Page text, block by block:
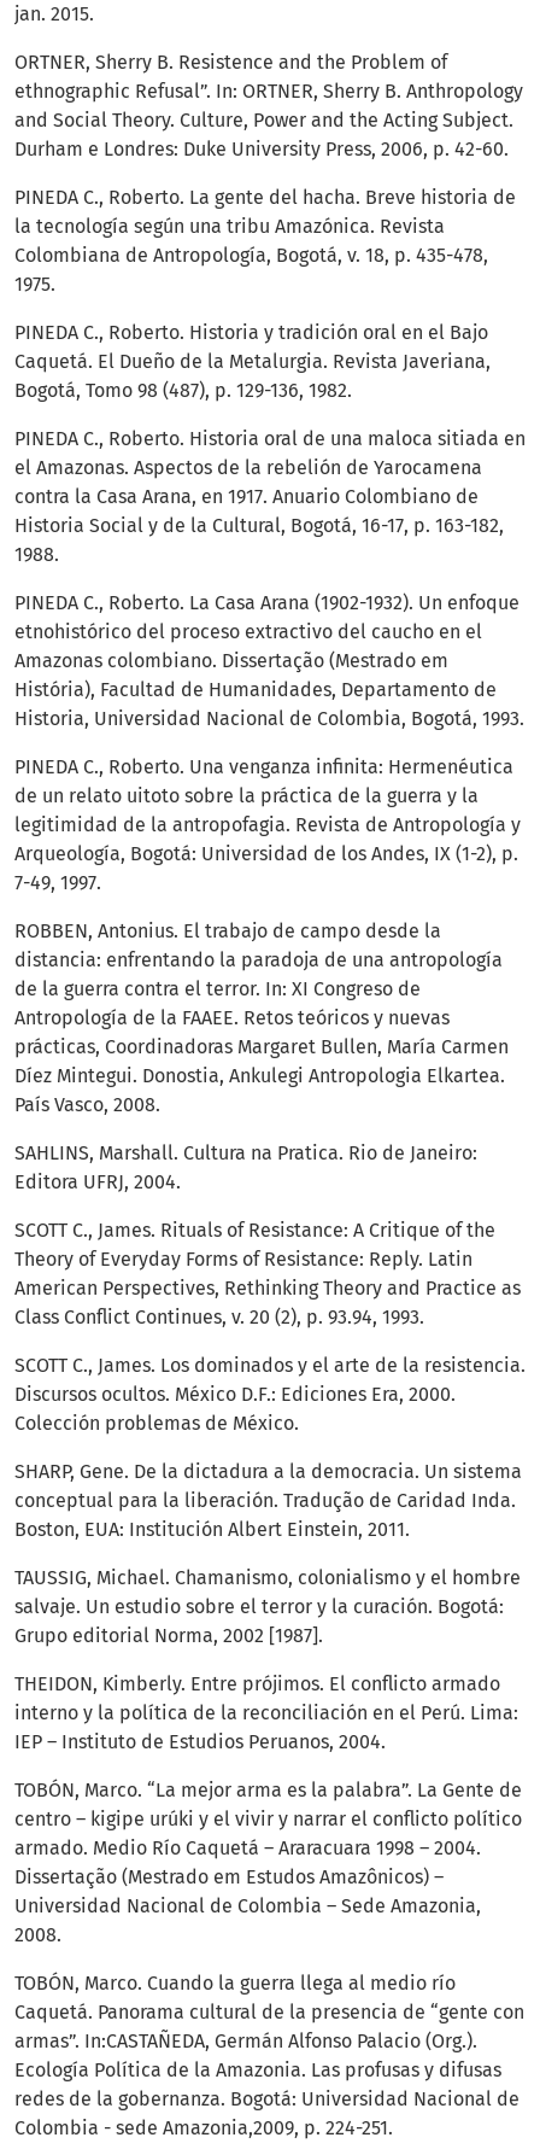
jan. 2015.
ORTNER, Sherry B. Resistence and the Problem of
ethnographic Refusal”. In: ORTNER, Sherry B. Anthropology
and Social Theory. Culture, Power and the Acting Subject.
Durham e Londres: Duke University Press, 2006, p. 42-60.
PINEDA C., Roberto. La gente del hacha. Breve historia de
la tecnología según una tribu Amazónica. Revista
Colombiana de Antropología, Bogotá, v. 18, p. 435-478,
1975.
PINEDA C., Roberto. Historia y tradición oral en el Bajo
Caquetá. El Dueño de la Metalurgia. Revista Javeriana,
Bogotá, Tomo 98 (487), p. 129-136, 1982.
PINEDA C., Roberto. Historia oral de una maloca sitiada en
el Amazonas. Aspectos de la rebelión de Yarocamena
contra la Casa Arana, en 1917. Anuario Colombiano de
Historia Social y de la Cultural, Bogotá, 16-17, p. 163-182,
1988.
PINEDA C., Roberto. La Casa Arana (1902-1932). Un enfoque
etnohistórico del proceso extractivo del caucho en el
Amazonas colombiano. Dissertação (Mestrado em
História), Facultad de Humanidades, Departamento de
Historia, Universidad Nacional de Colombia, Bogotá, 1993.
PINEDA C., Roberto. Una venganza infinita: Hermenéutica
de un relato uitoto sobre la práctica de la guerra y la
legitimidad de la antropofagia. Revista de Antropología y
Arqueología, Bogotá: Universidad de los Andes, IX (1-2), p.
7-49, 1997.
ROBBEN, Antonius. El trabajo de campo desde la
distancia: enfrentando la paradoja de una antropología
de la guerra contra el terror. In: XI Congreso de
Antropología de la FAAEE. Retos teóricos y nuevas
prácticas, Coordinadoras Margaret Bullen, María Carmen
Díez Mintegui. Donostia, Ankulegi Antropologia Elkartea.
País Vasco, 2008.
SAHLINS, Marshall. Cultura na Pratica. Rio de Janeiro:
Editora UFRJ, 2004.
SCOTT C., James. Rituals of Resistance: A Critique of the
Theory of Everyday Forms of Resistance: Reply. Latin
American Perspectives, Rethinking Theory and Practice as
Class Conflict Continues, v. 20 (2), p. 93.94, 1993.
SCOTT C., James. Los dominados y el arte de la resistencia.
Discursos ocultos. México D.F.: Ediciones Era, 2000.
Colección problemas de México.
SHARP, Gene. De la dictadura a la democracia. Un sistema
conceptual para la liberación. Tradução de Caridad Inda.
Boston, EUA: Institución Albert Einstein, 2011.
TAUSSIG, Michael. Chamanismo, colonialismo y el hombre
salvaje. Un estudio sobre el terror y la curación. Bogotá:
Grupo editorial Norma, 2002 [1987].
THEIDON, Kimberly. Entre prójimos. El conflicto armado
interno y la política de la reconciliación en el Perú. Lima:
IEP – Instituto de Estudios Peruanos, 2004.
TOBÓN, Marco. “La mejor arma es la palabra”. La Gente de
centro – kigipe urúki y el vivir y narrar el conflicto político
armado. Medio Río Caquetá – Araracuara 1998 – 2004.
Dissertação (Mestrado em Estudos Amazônicos) –
Universidad Nacional de Colombia – Sede Amazonia,
2008.
TOBÓN, Marco. Cuando la guerra llega al medio río
Caquetá. Panorama cultural de la presencia de “gente con
armas”. In:CASTAÑEDA, Germán Alfonso Palacio (Org.).
Ecología Política de la Amazonia. Las profusas y difusas
redes de la gobernanza. Bogotá: Universidad Nacional de
Colombia - sede Amazonia,2009, p. 224-251.